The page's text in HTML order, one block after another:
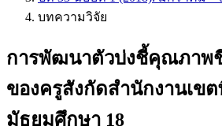
บทความวิจัย
การพัฒนาตัวบ่งชี้คุณภาพ
ของครูสังกัดสำนักงานเข
มัธยมศึกษา 18